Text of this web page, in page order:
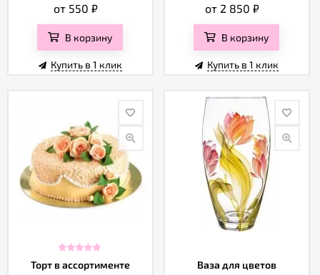
от 550₽
В корзину
Купить в 1 клик
от 2 850₽
В корзину
Купить в 1 клик
Торт в ассортименте Ваза для цветов